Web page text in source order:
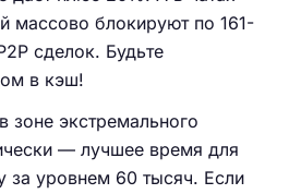
массово блокируют по 161-
сделок. Будьте
в кэш!
экстремального
— лучшее время для
за уровнем 60 тысяч. Если